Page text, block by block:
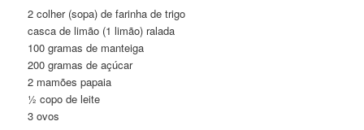
2 colher (sopa) de farinha de trigo
casca de limão (1 limão) ralada
100 gramas de manteiga
200 gramas de açúcar
2 mamões papaia
½ copo de leite
3 ovos